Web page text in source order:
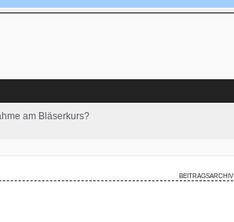
am Bläserkurs?
beitragsarchiv